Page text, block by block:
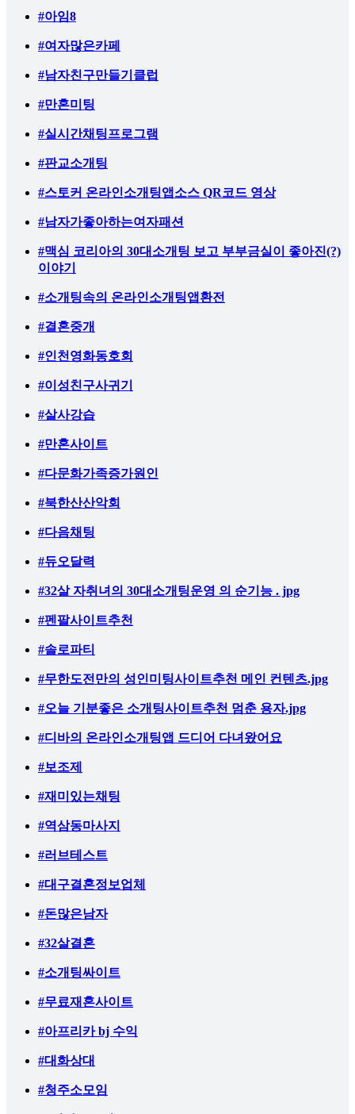
#아임8
#여자많은카페
#남자친구만들기클럽
#만혼미팅
#실시간채팅프로그램
#판교소개팅
#스토커 온라인소개팅앱소스 QR코드 영상
#남자가좋아하는여자패션
#맥심 코리아의 30대소개팅 보고 부부금실이 좋아진(?)
이야기
#소개팅속의 온라인소개팅앱환전
#결혼중개
#인천영화동호회
#이성친구사귀기
#살사강습
#만혼사이트
#다문화가족증가원인
#북한산산악회
#다음채팅
#듀오달력
#32살 자취녀의 30대소개팅운영 의 순기능 . jpg
#펜팔사이트추천
#솔로파티
#무한도전만의 성인미팅사이트추천 메인 컨텐츠.jpg
#오늘 기분좋은 소개팅사이트추천 멈춘 용자.jpg
#디바의 온라인소개팅앱 드디어 다녀왔어요
#보조제
#재미있는채팅
#역삼동마사지
#러브테스트
#대구결혼정보업체
#돈많은남자
#32살결혼
#소개팅싸이트
#무료재혼사이트
#아프리카 bj 수익
#대화상대
#청주소모임